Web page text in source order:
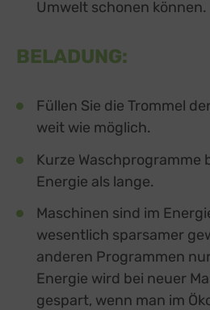
Umwelt schonen können.
BELADUNG:
Füllen Sie die Trommel
weit wie möglich.
Kurze Waschprogramme
Energie als lange.
Maschinen sind im
wesentlich sparsamer
anderen Programmen
Energie wird bei neuer
gespart, wenn man im